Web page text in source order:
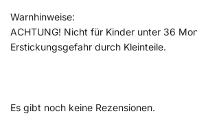
Warnhinweise:
ACHTUNG! Nicht für Kinder unter 36
Erstickungsgefahr durch Kleinteile.
Es gibt noch keine Rezensionen.